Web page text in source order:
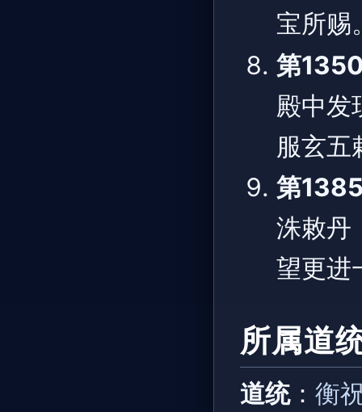
宝所赐
第
殿中发
服玄五
第
洙敕丹
望更进
所属道
道统： 衡